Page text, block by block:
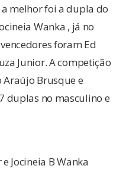
melhor foi a dupla do
Wanka , já no
foram Ed
Junior. A competição
Araújo Brusque e
duplas no masculino e
Jocineia B Wanka